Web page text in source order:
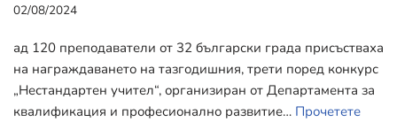
02/08/2024
ад 120 преподаватели от 32 български града присъстваха
на награждаването на тазгодишния, трети поред конкурс
„Нестандартен учител“, организиран от Департамента за
квалификация и професионално развитие… Прочетете